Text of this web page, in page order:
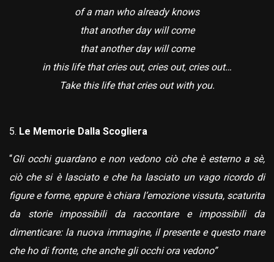
of a man who already knows
that another day will come
that another day will come
in this life that cries out, cries out, cries out…
Take this life that cries out with you.
Le Memorie Dalla Scogliera
“Gli occhi guardano e non vedono ciò che è esterno a sè,
ciò che si è lasciato e che ha lasciato un vago ricordo di
figure e forme, eppure è chiara l’emozione vissuta, scaturita
da storie impossibili da raccontare e impossibili da
dimenticare: la nuova immagine, il presente e questo mare
che ho di fronte, che anche gli occhi ora vedono”